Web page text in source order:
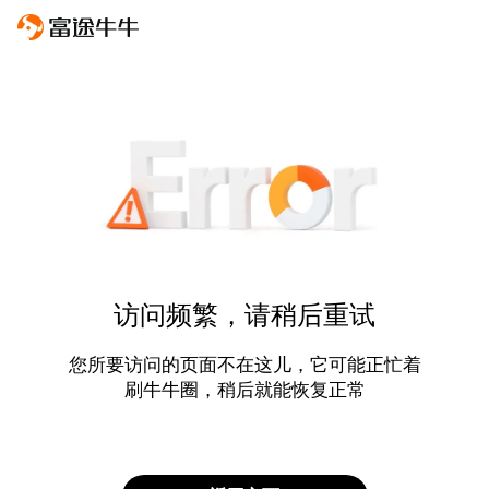
访问频繁，请稍后重试
您所要访问的页面不在这儿，它可能正忙着
刷牛牛圈，稍后就能恢复正常